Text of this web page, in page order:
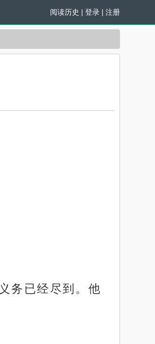
阅读历史 | 登录 | 注册
务已经尽到。他